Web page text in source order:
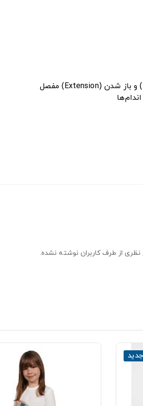
از طرف کاربران نوشته نشده.
جدید